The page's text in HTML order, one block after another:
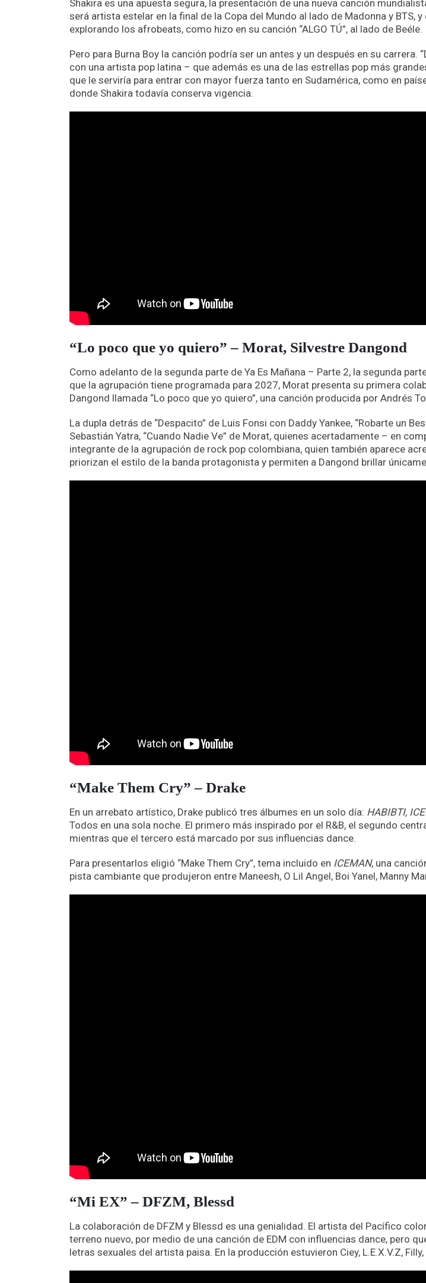
Shakira es una apuesta segura, la presentación de una nueva canción
será artista estelar en la final de la Copa del Mundo al lado de Madonna y BTS,
explorando los afrobeats, como hizo en su canción “ALGO TÚ”, al lado de Beéle.
Pero para Burna Boy la canción podría ser un antes y un después en su carrera.
con una artista pop latina – que además es una de las estrellas pop más
que le serviría para entrar con mayor fuerza tanto en Sudamérica, como en
donde Shakira todavía conserva vigencia.
“Lo poco que yo quiero” – Morat, Silvestre Dangond
Como adelanto de la segunda parte de Ya Es Mañana – Parte 2, la segunda
que la agrupación tiene programada para 2027, Morat presenta su primera
Dangond llamada “Lo poco que yo quiero”, una canción producida por Andrés
La dupla detrás de “Despacito” de Luis Fonsi con Daddy Yankee, “Robarte un
Sebastián Yatra, “Cuando Nadie Ve” de Morat, quienes acertadamente – en
integrante de la agrupación de rock pop colombiana, quien también aparece
priorizan el estilo de la banda protagonista y permiten a Dangond brillar
“Make Them Cry” – Drake
En un arrebato artístico, Drake publicó tres álbumes en un solo día: HABIBTI,
Todos en una sola noche. El primero más inspirado por el R&B, el segundo
mientras que el tercero está marcado por sus influencias dance.
Para presentarlos eligió “Make Them Cry”, tema incluido en ICEMAN, una
pista cambiante que produjeron entre Maneesh, O Lil Angel, Boi Yanel, Manny
“Mi EX” – DFZM, Blessd
La colaboración de DFZM y Blessd es una genialidad. El artista del Pacífico
terreno nuevo, por medio de una canción de EDM con influencias dance, pero
letras sexuales del artista paisa. En la producción estuvieron Ciey, L.E.X.V.Z,